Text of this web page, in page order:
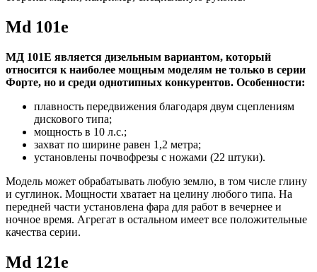
Md 101e
МД 101Е является дизельным вариантом, который
относится к наиболее мощным моделям не только в серии
Форте, но и среди однотипных конкурентов. Особенности:
плавность передвижения благодаря двум сцеплениям
дискового типа;
мощность в 10 л.с.;
захват по ширине равен 1,2 метра;
установлены почвофрезы с ножами (22 штуки).
Модель может обрабатывать любую землю, в том числе глину
и суглинок. Мощности хватает на целину любого типа. На
передней части установлена фара для работ в вечернее и
ночное время. Агрегат в остальном имеет все положительные
качества серии.
Md 121e